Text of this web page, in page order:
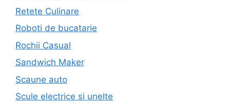
Retete Culinare
Roboti de bucatarie
Rochii Casual
Sandwich Maker
Scaune auto
Scule electrice si unelte